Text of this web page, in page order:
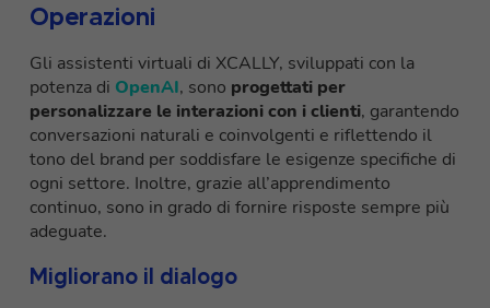
Operazioni
Gli assistenti virtuali di XCALLY, sviluppati con la
potenza di OpenAI, sono progettati per
personalizzare le interazioni con i clienti, garantendo
conversazioni naturali e coinvolgenti e riflettendo il
tono del brand per soddisfare le esigenze specifiche di
ogni settore. Inoltre, grazie all’apprendimento
continuo, sono in grado di fornire risposte sempre più
adeguate.
Migliorano il dialogo